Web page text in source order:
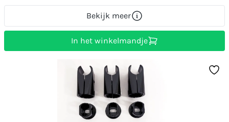
Bekijk meer
In het winkelmandje